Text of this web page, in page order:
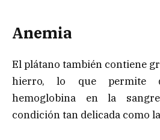
Anemia
El plátano también contiene
hierro, lo que permite
hemoglobina en la
condición tan delicada como